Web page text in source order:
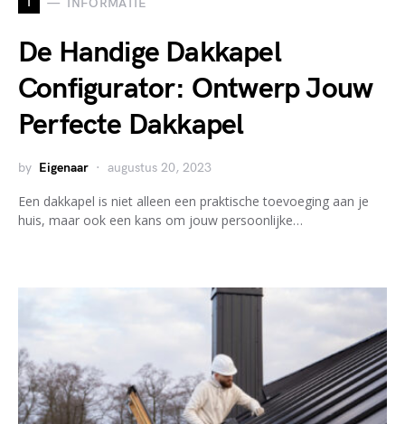
De Handige Dakkapel
Configurator: Ontwerp Jouw
Perfecte Dakkapel
by Eigenaar augustus 20, 2023
Een dakkapel is niet alleen een praktische toevoeging aan je
huis, maar ook een kans om jouw persoonlijke…